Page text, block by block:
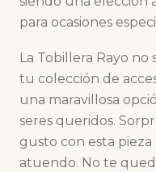
para ocasiones
La Tobillera Rayo no
tu colección de
una maravillosa
seres queridos.
gusto con esta
atuendo. No te